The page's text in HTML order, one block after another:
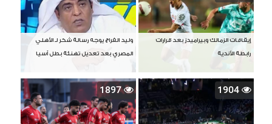
إيقافات الزمالك وبيراميدز بعد قرارات
رابطة الأندية
وليد الفراج يوجه رسالة شكر لـ الأهلي
المصري بعد تعديل تهنئة بطل آسيا
1904
1897